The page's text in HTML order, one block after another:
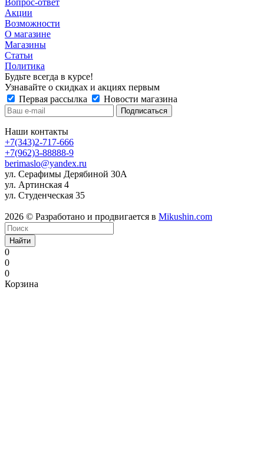
Акции
Возможности
О магазине
Магазины
Статьи
Политика
Будьте всегда в курсе!
Узнавайте о скидках и акциях первым
Первая рассылка
Новости магазина
Наши контакты
+7(343)2-717-666
+7(962)3-88888-9
berimaslo@yandex.ru
ул. Серафимы Дерябиной 30А
ул. Артинская 4
ул. Студенческая 35
2026 © Разработано и продвигается в Mikushin.com
Найти
0
0
0
Корзина